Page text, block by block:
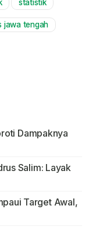
statistik
jawa tengah
Dampaknya
Salim: Layak
Target Awal,